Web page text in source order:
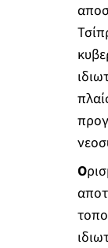
Ο